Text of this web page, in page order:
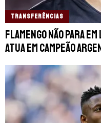
TRANSFERÊNCIAS
Flamengo não para
atua em campeão